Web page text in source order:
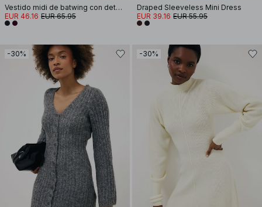
Vestido midi de batwing con detalle de costura
EUR 46.16 EUR 65.95
Draped Sleeveless Mini Dress
EUR 39.16 EUR 55.95
-30% -30%